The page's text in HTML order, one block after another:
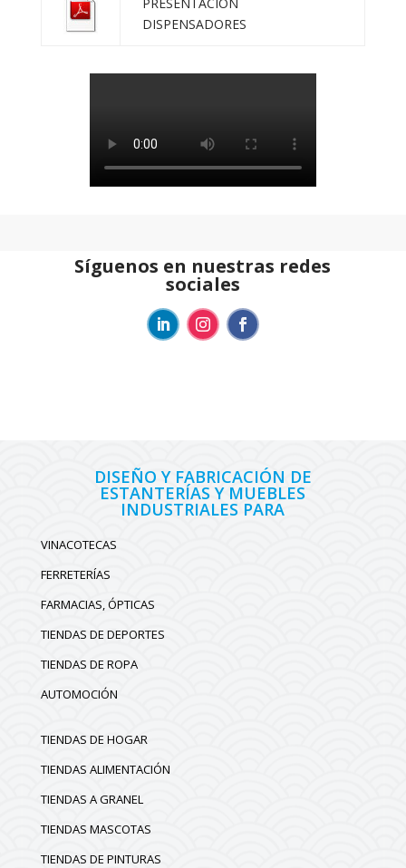
DISPENSADORES
Síguenos en nuestras redes
sociales
DISEÑO Y FABRICACIÓN DE
ESTANTERÍAS Y MUEBLES
INDUSTRIALES PARA
VINACOTECAS
FERRETERÍAS
FARMACIAS, ÓPTICAS
TIENDAS DE DEPORTES
TIENDAS DE ROPA
AUTOMOCIÓN
TIENDAS DE HOGAR
TIENDAS ALIMENTACIÓN
TIENDAS A GRANEL
TIENDAS MASCOTAS
TIENDAS DE PINTURAS